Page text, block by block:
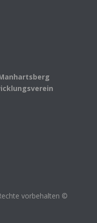
vorbehalten ©